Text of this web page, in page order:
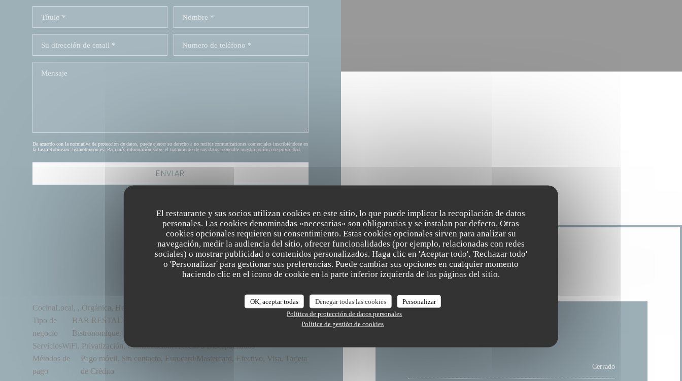
El restaurante y sus socios utilizan cookies en este sitio, lo que puede implicar la recopilación de datos
personales. Las cookies denominadas «necesarias» son obligatorias y se instalan por defecto. Otras
cookies opcionales requieren su consentimiento. Estas cookies opcionales sirven para analizar su
navegación, medir la audiencia del sitio, ofrecer funcionalidades (por ejemplo, relacionadas con redes
sociales) o mostrar publicidad o contenidos personalizados. Haga clic en 'Aceptar todo', 'Rechazar todo'
o 'Personalizar' para gestionar sus preferencias. Puede cambiar sus opciones en cualquier momento
haciendo clic en el icono de cookie en la parte inferior izquierda de las páginas del sitio.
OK, aceptar todas Denegar todas las cookies
Personalizar
Política de protección de datos personales
Política de gestión de cookies
De acuerdo con la normativa de protección de datos, puede ejercer su derecho a no recibir comunicaciones comerciales inscribiéndose en
la Lista Robinson: listarobinson.es . Para más información sobre el tratamiento de sus datos, consulte nuestra política de privacidad
INFORMACIÓN GENERAL
CocinaLocal, , Orgánica, Hecho en casa, productos frescos
Tipo de
negocio
BAR RESTAURANT BIO ET FAIT MAISON, Restaurant
Bistronomique, Restaurant Vegano
ServiciosWiFi, Privatización, Climatización, Acceso a Discapacitados
Métodos de
pago
Pago móvil, Sin contacto, Eurocard/Mastercard, Efectivo, Visa, Tarjeta
de Crédito
HORARIO DE APERTURA
Cerrado
The Friendly Kitchen